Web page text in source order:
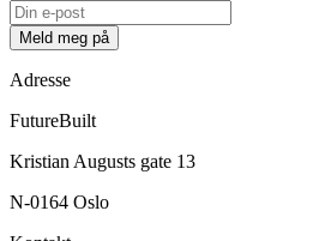
Meld meg på
Adresse
FutureBuilt
Kristian Augusts gate 13
N-0164 Oslo